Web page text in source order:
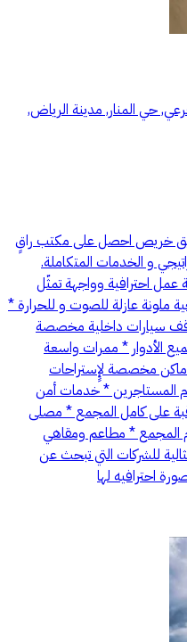
حي المنار, مدينة الرياض,
خريص احصل على مكتب راقٍ
و الخدمات المتكاملة.
عمل احترافية وواجهة تمثّل
ملونة عازلة للصوت و للحرارة *
سيارات داخلية مخصصة
الأدوار * ممرات واسعة
مخصصة لإٍستراحات
المستاجرين * خدمات أمن
على كامل المجمع * مصلى
المجمع * مطاعم ومقاهي
للشركات التي تبحث عن
احترافيه لها